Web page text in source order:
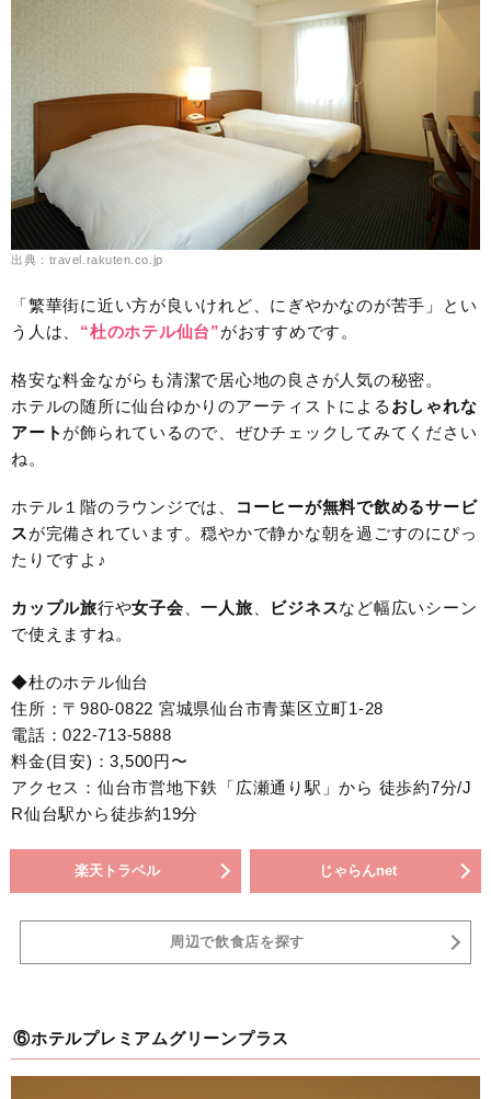
出典：travel.rakuten.co.jp
「繁華街に近い方が良いけれど、にぎやかなのが苦手」とい
う人は、 “杜のホテル仙台”がおすすめです。
格安な料金ながらも清潔で居心地の良さが人気の秘密。
ホテルの随所に仙台ゆかりのアーティストによる おしゃれな
アート が飾られているので、ぜひチェックしてみてください
ね。
ホテル１階のラウンジでは、
コーヒーが無料で飲めるサービ
スが完備されています。穏やかで静かな朝を過ごすのにぴっ
たりですよ♪
カップル旅行や女子会 、一人旅 ビジネスなど幅広いシーン
で使えますね。
◆杜のホテル仙台
住所：〒980-0822 宮城県仙台市青葉区立町1-28
電話：022-713-5888
料金(目安)：3,500円〜
アクセス：仙台市営地下鉄「広瀬通り駅」から 徒歩約7分/J
R仙台駅から徒歩約19分
楽天トラベル じゃらんnet
周辺で飲食店を探す
⑥ホテルプレミアムグリーンプラス